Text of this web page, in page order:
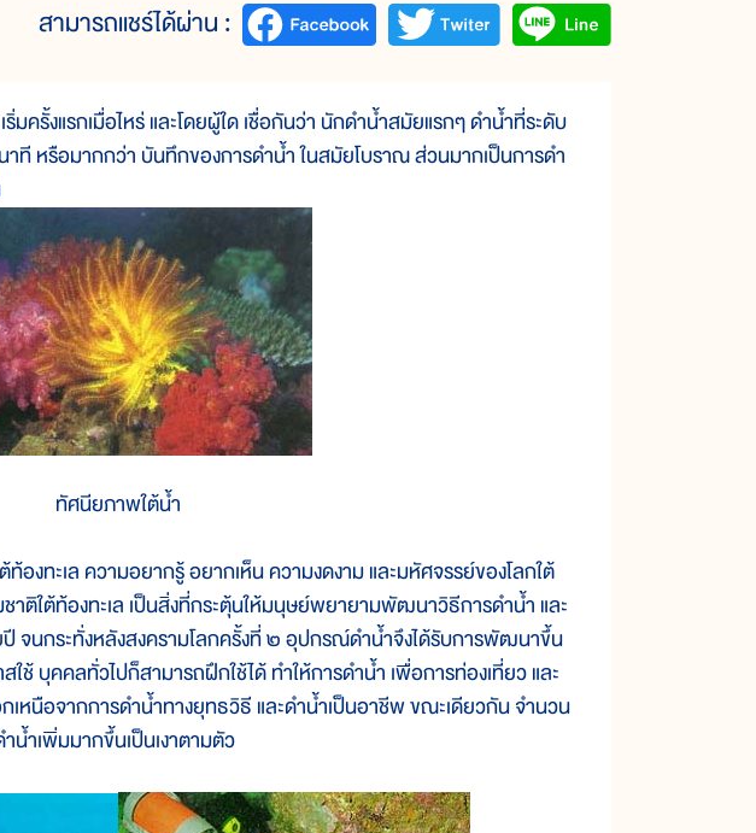
สามารถแชร์ได้ผ่าน :
มครั้งแรกเมื่อไหร่ และโดยผู้ใด เชื่อกันว่า นักดำน้ำสมัยแรกๆ ดำน้ำที่ระดับ
หรือมากกว่า บันทึกของการดำน้ำ ในสมัยโบราณ ส่วนมากเป็นการดำ
ทัศนียภาพใต้น้ำ
ท้องทะเล ความอยากรู้ อยากเห็น ความงดงาม และมหัศจรรย์ของโลกใต้
ติใต้ท้องทะเล เป็นสิ่งที่กระตุ้นให้มนุษย์พยายามพัฒนาวิธีการดำน้ำ และ
จนกระทั่งหลังสงครามโลกครั้งที่ ๒ อุปกรณ์ดำน้ำจึงได้รับการพัฒนาขึ้น
ช้ บุคคลทั่วไปก็สามารถฝึกใช้ได้ ทำให้การดำน้ำ เพื่อการท่องเที่ยว และ
หนือจากการดำน้ำทางยุทธวิธี และดำน้ำเป็นอาชีพ ขณะเดียวกัน จำนวน
ำเพิ่มมากขึ้นเป็นเงาตามตัว